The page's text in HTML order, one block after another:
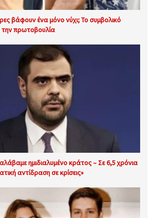
βάφουν ένα μόνο νύχι; Το συμβολικό
πρωτοβουλία
ημιδιαλυμένο κράτος – Σε 6,5 χρόνια
αντίδραση σε κρίσεις»